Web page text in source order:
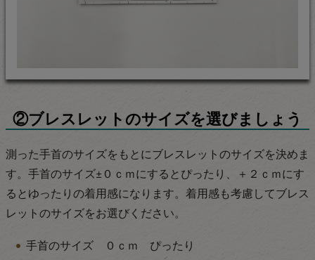
②ブレスレットのサイズを選びましょう
測った手首のサイズをもとにブレスレットのサイズを決めま
す。手首のサイズ±０ｃｍにするとぴったり、＋２ｃｍにす
るとゆったりの着用感になります。着用感も考慮してブレス
レットのサイズをお選びください。
手首のサイズ ０ｃｍ ぴったり